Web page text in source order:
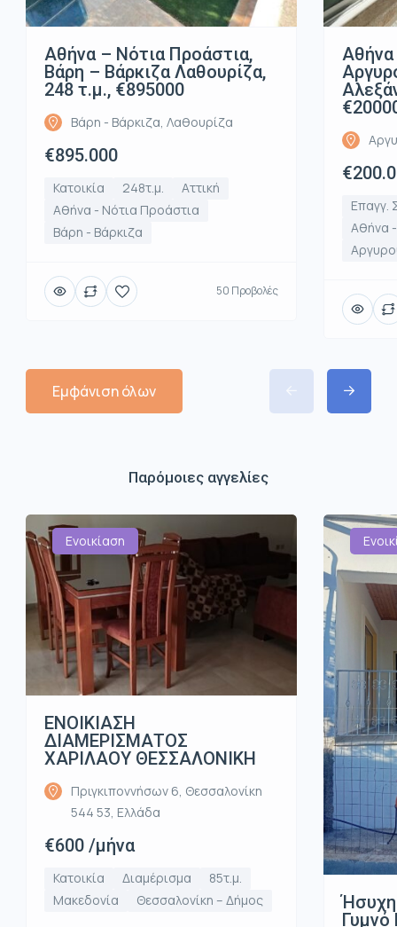
Αθήνα – Νότια Προάστια,
Βάρη – Βάρκιζα Λαθουρίζα,
248 τ.μ., €895000
Βάρη - Βάρκιζα, Λαθουρίζα
€895.000
Κατοικία 248τ.μ.
Αττική
Αθήνα - Νότια Προάστια
Βάρη - Βάρκιζα
50 Προβολές
Αθήνα
Επαγγ.
Αθήνα
Εμφάνιση όλων
Παρόμοιες αγγελίες
Ενοικίαση
ΕΝΟΙΚΙΑΣΗ
ΔΙΑΜΕΡΙΣΜΑΤΟΣ
ΧΑΡΙΛΑΟΥ ΘΕΣΣΑΛΟΝΙΚΗ
Πριγκιποννήσων 6, Θεσσαλονίκη
544 53, Ελλάδα
€600 /μήνα
Κατοικία Διαμέρισμα
85τ.μ.
Μακεδονία
Θεσσαλονίκη – Δήμος
Γυμνό